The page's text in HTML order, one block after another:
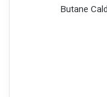
Butane